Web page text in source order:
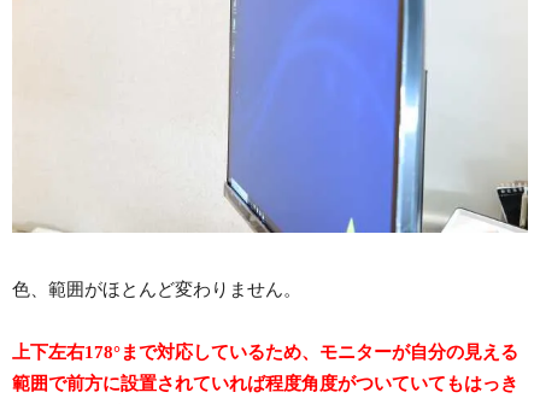
色、範囲がほとんど変わりません。
上下左右178°まで対応しているため、モニターが自分の見える
範囲で前方に設置されていれば程度角度がついていてもはっき